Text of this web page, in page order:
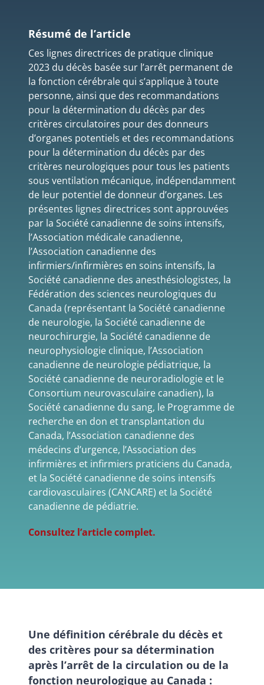
Résumé de l’article
Ces lignes directrices de pratique clinique
2023 du décès basée sur l’arrêt permanent de
la fonction cérébrale qui s’applique à toute
personne, ainsi que des recommandations
pour la détermination du décès par des
critères circulatoires pour des donneurs
d’organes potentiels et des recommandations
pour la détermination du décès par des
critères neurologiques pour tous les patients
sous ventilation mécanique, indépendamment
de leur potentiel de donneur d’organes. Les
présentes lignes directrices sont approuvées
par la Société canadienne de soins intensifs,
l’Association médicale canadienne,
l’Association canadienne des
infirmiers/infirmières en soins intensifs, la
Société canadienne des anesthésiologistes, la
Fédération des sciences neurologiques du
Canada (représentant la Société canadienne
de neurologie, la Société canadienne de
neurochirurgie, la Société canadienne de
neurophysiologie clinique, l’Association
canadienne de neurologie pédiatrique, la
Société canadienne de neuroradiologie et le
Consortium neurovasculaire canadien), la
Société canadienne du sang, le Programme de
recherche en don et transplantation du
Canada, l’Association canadienne des
médecins d’urgence, l’Association des
infirmières et infirmiers praticiens du Canada,
et la Société canadienne de soins intensifs
cardiovasculaires (CANCARE) et la Société
canadienne de pédiatrie.
Consultez l’article complet.
Une définition cérébrale du décès et
des critères pour sa détermination
après l’arrêt de la circulation ou de la
fonction neurologique au Canada :